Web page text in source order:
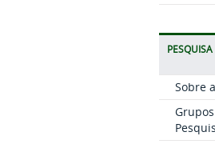
PESQUISA
Sobre